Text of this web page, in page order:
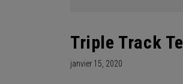
Triple Track
janvier 15, 2020